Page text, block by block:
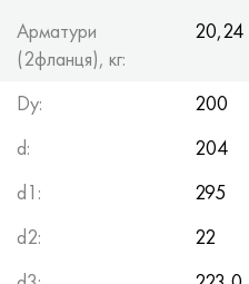
Арматури
(2фланця), кг:
20,24
Dy:
200
d:
204
d1:
295
d2:
22